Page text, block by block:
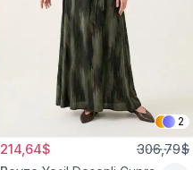
2
214,64$ 306,79$